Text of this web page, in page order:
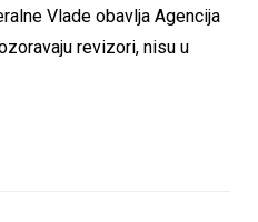
Vlade obavlja Agencija
revizori, nisu u